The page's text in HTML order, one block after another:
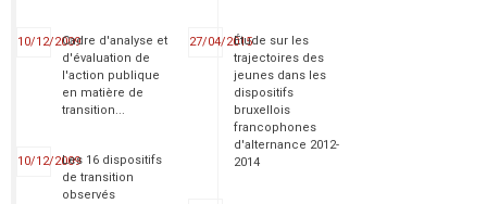
10/12/2009Cadre d'analyse et
d'évaluation de
l'action publique
en matière de
transition...
10/12/2009Les 16 dispositifs
de transition
observés
27/04/2015Étude sur les
trajectoires des
jeunes dans les
dispositifs
bruxellois
francophones
d'alternance 2012-
2014